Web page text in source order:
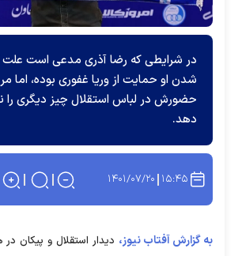
در شرایطی که رضا آذری مدعی است علت
شدن او حمایت از وریا غفوری بوده، اما
حضورش در لباس استقلال چیز دیگری
دهد.
۱۵:۴۵ ۱۴۰۱/۰۷/۲۰
به گزارش آفتاب نیوز، دیدار استقلال و پیکان